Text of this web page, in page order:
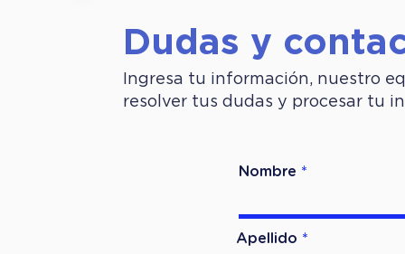
Dudas y
Ingresa tu información, nuestro
resolver tus dudas y procesar tu
Nombre
Apellido